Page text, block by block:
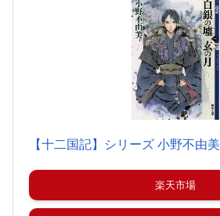
【十二国記】シリーズ 小野不由美
楽天市場